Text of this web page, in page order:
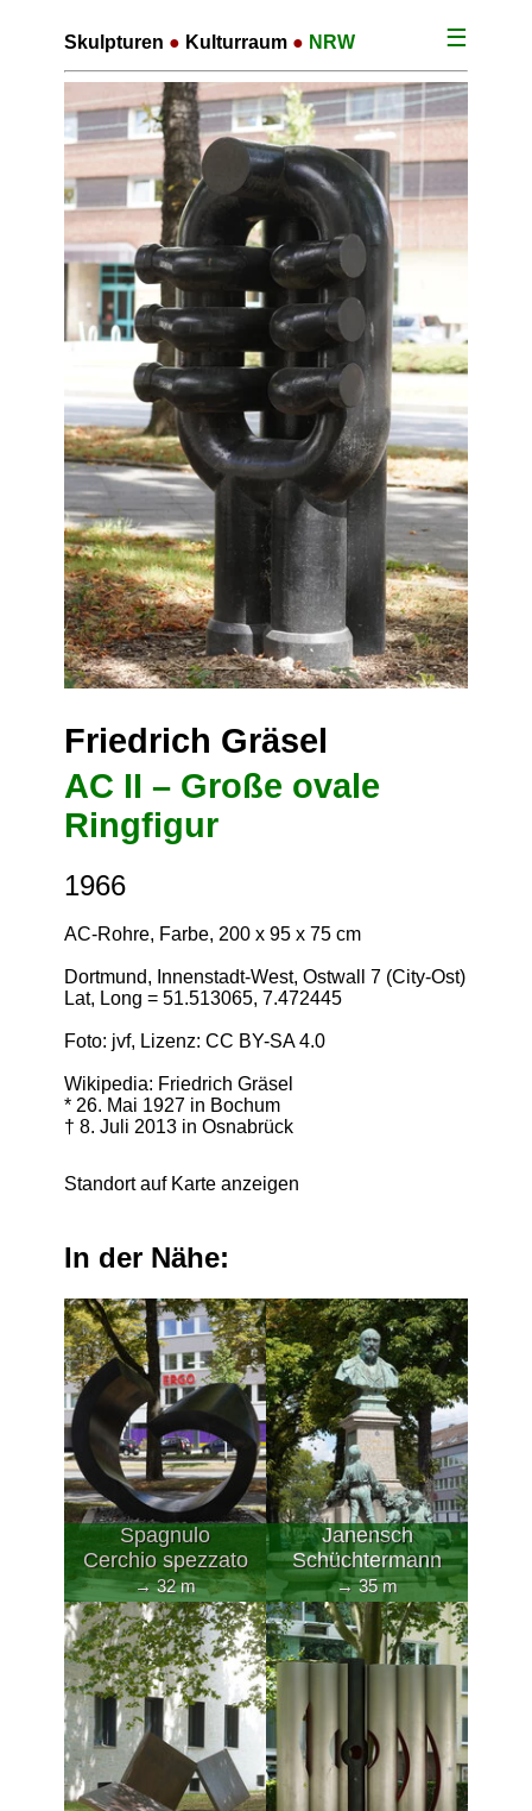
Skulpturen ● Kulturraum ● NRW ☰
Friedrich Gräsel
AC II – Große ovale
Ringfigur
1966
AC-Rohre, Farbe, 200 x 95 x 75 cm
Dortmund, Innenstadt-West, Ostwall 7 (City-Ost)
Lat, Long = 51.513065, 7.472445
Foto: jvf, Lizenz: CC BY-SA 4.0
Wikipedia: Friedrich Gräsel
* 26. Mai 1927 in Bochum
† 8. Juli 2013 in Osnabrück
Standort auf Karte anzeigen
In der Nähe:
Spagnulo
Cerchio spezzato
→ 32 m
Janensch
Schüchtermann
→ 35 m